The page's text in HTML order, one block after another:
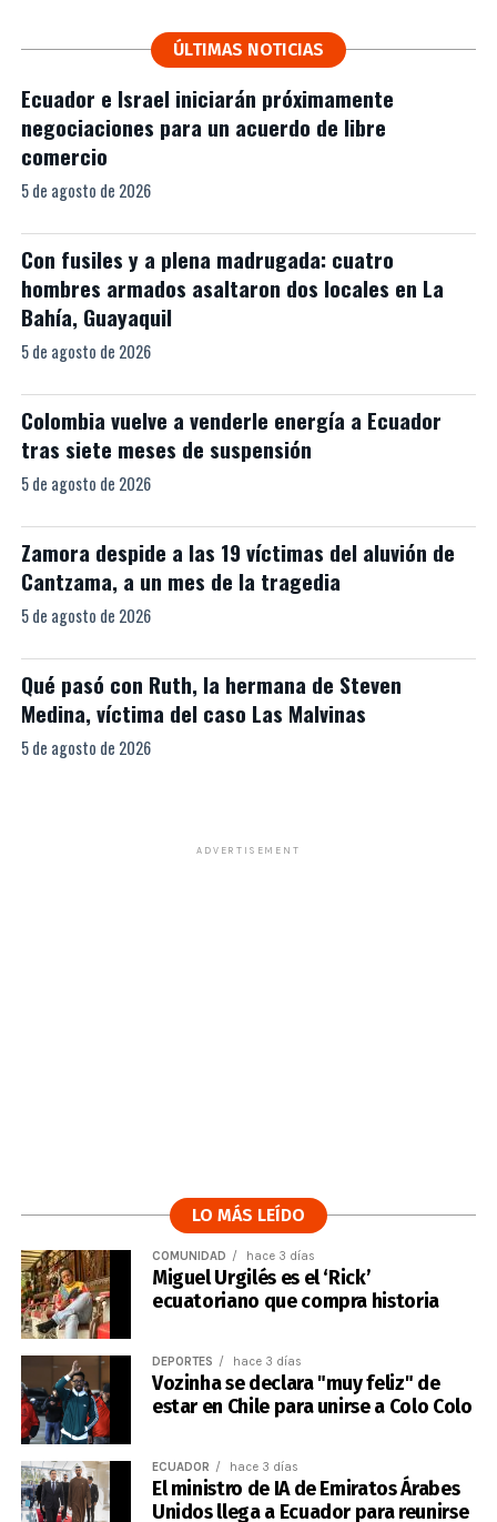
ÚLTIMAS NOTICIAS
Ecuador e Israel iniciarán próximamente
negociaciones para un acuerdo de libre
comercio
5 de agosto de 2026
Con fusiles y a plena madrugada: cuatro
hombres armados asaltaron dos locales en La
Bahía, Guayaquil
5 de agosto de 2026
Colombia vuelve a venderle energía a Ecuador
tras siete meses de suspensión
5 de agosto de 2026
Zamora despide a las 19 víctimas del aluvión de
Cantzama, a un mes de la tragedia
5 de agosto de 2026
Qué pasó con Ruth, la hermana de Steven
Medina, víctima del caso Las Malvinas
5 de agosto de 2026
ADVERTISEMENT
LO MÁS LEÍDO
COMUNIDAD hace 3 días
Miguel Urgilés es el ‘Rick’
ecuatoriano que compra historia
DEPORTES hace 3 días
Vozinha se declara "muy feliz" de
estar en Chile para unirse a Colo Colo
ECUADOR hace 3 días
El ministro de IA de Emiratos Árabes
Unidos llega a Ecuador para reunirse